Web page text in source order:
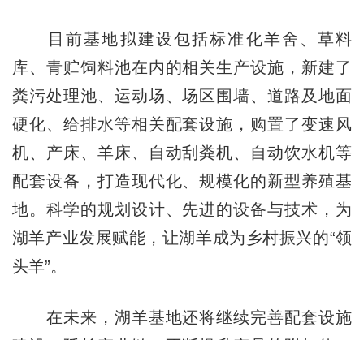
目前基地拟建设包括标准化羊舍、草料
库、青贮饲料池在内的相关生产设施，新建了
粪污处理池、运动场、场区围墙、道路及地面
硬化、给排水等相关配套设施，购置了变速风
机、产床、羊床、自动刮粪机、自动饮水机等
配套设备，打造现代化、规模化的新型养殖基
地。科学的规划设计、先进的设备与技术，为
湖羊产业发展赋能，让湖羊成为乡村振兴的“领
头羊”。
在未来，湖羊基地还将继续完善配套设施